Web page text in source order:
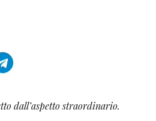
dall’aspetto straordinario.